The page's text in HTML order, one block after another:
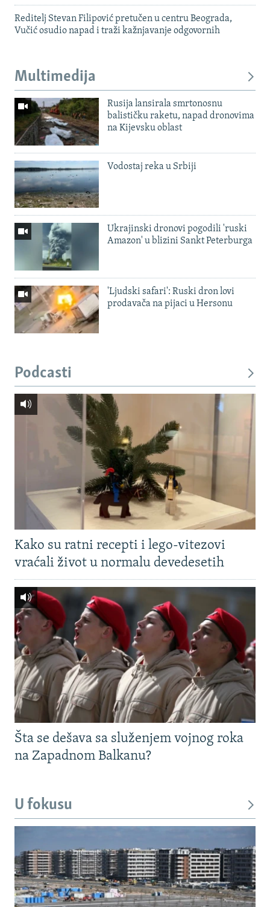
Reditelj Stevan Filipović pretučen u centru Beograda,
Vučić osudio napad i traži kažnjavanje odgovornih
Multimedija
Rusija lansirala smrtonosnu
balističku raketu, napad dronovima
na Kijevsku oblast
Vodostaj reka u Srbiji
Ukrajinski dronovi pogodili 'ruski
Amazon' u blizini Sankt Peterburga
'Ljudski safari': Ruski dron lovi
prodavača na pijaci u Hersonu
Podcasti
Kako su ratni recepti i lego-vitezovi
vraćali život u normalu devedesetih
Šta se dešava sa služenjem vojnog roka
na Zapadnom Balkanu?
U fokusu